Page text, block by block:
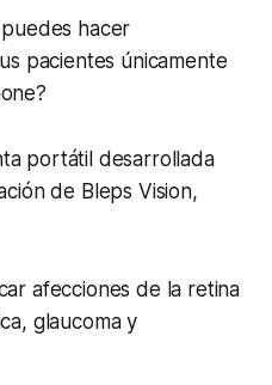
hacer
pacientes únicamente
portátil desarrollada
de Bleps Vision,
afecciones de la retina
glaucoma y